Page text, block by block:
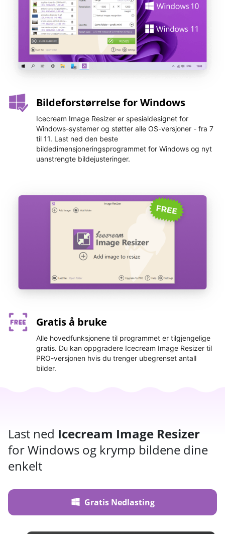
Bildeforstørrelse for Windows
Icecream Image Resizer er spesialdesignet for
Windows-systemer og støtter alle OS-versjoner - fra 7
til 11. Last ned den beste
bildedimensjoneringsprogrammet for Windows og nyt
uanstrengte bildejusteringer.
Gratis å bruke
Alle hovedfunksjonene til programmet er tilgjengelige
gratis. Du kan oppgradere Icecream Image Resizer til
PRO-versjonen hvis du trenger ubegrenset antall
bilder.
Last ned Icecream Image Resizer
for Windows og krymp bildene dine
enkelt
Gratis Nedlasting